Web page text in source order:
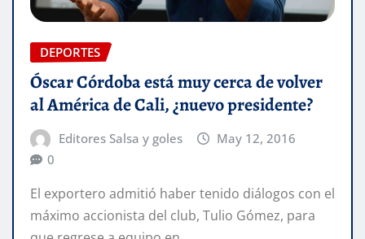
DEPORTES
Óscar Córdoba está muy cerca de volver
al América de Cali, ¿nuevo presidente?
Editores Salsa y goles
May 12, 2016
0
El exportero admitió haber tenido diálogos con el
máximo accionista del club, Tulio Gómez, para